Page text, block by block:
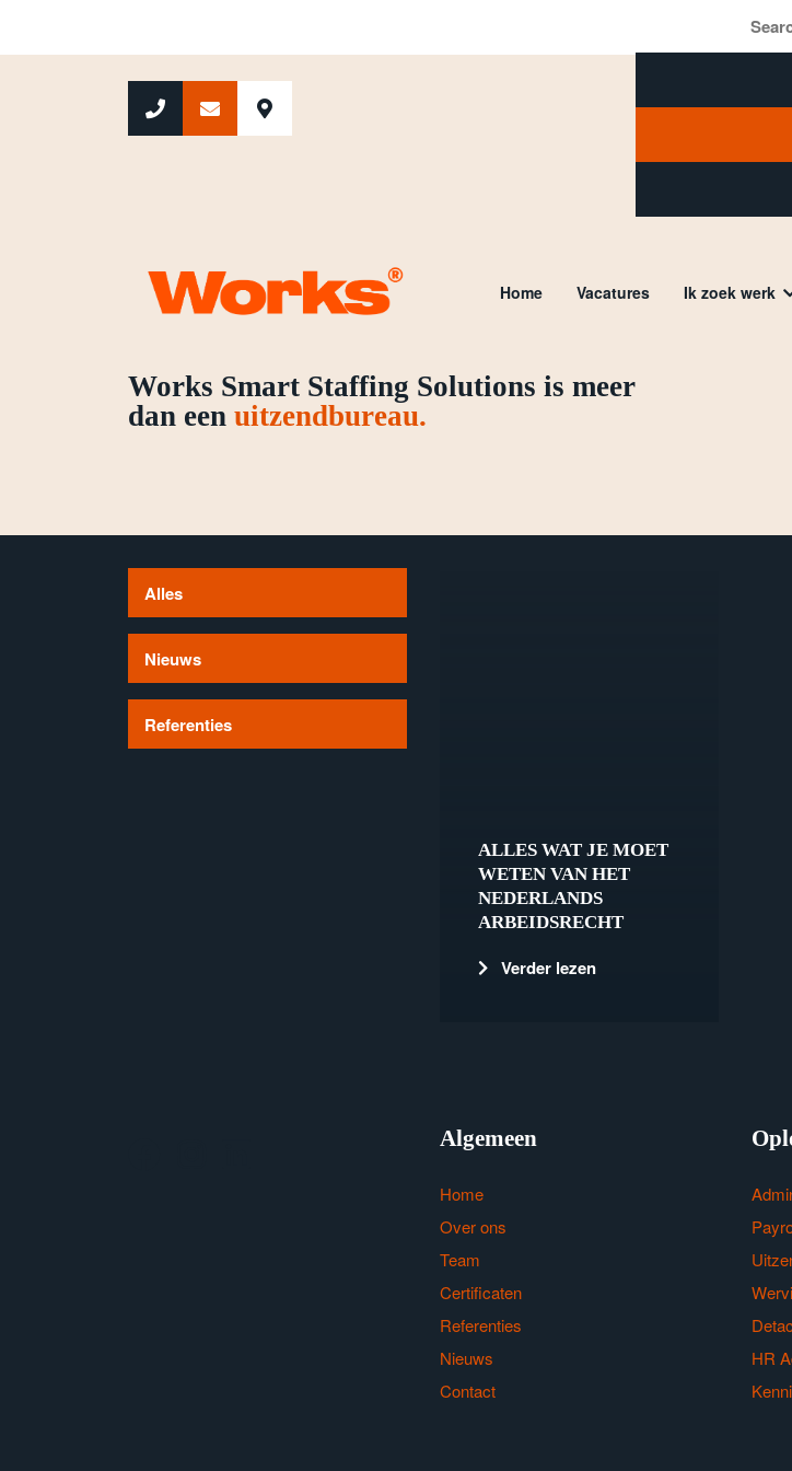
Home Vacatures Ik zoek werk
Works Smart Staffing Solutions is meer
dan een uitzendbureau.
Alles
Nieuws
Referenties
ALLES WAT JE MOET
WETEN VAN HET
NEDERLANDS
ARBEIDSRECHT
Verder lezen
Algemeen
Home
Over ons
Team
Certificaten
Referenties
Nieuws
Contact
HR